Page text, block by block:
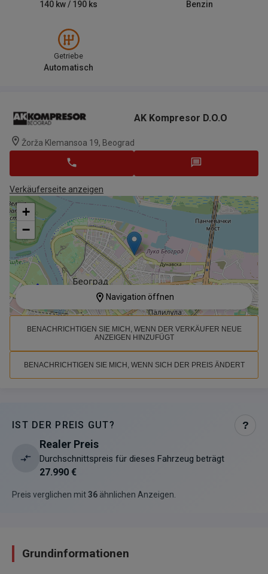
140 kw / 190 ks Benzin
Getriebe
Automatisch
AK Kompresor D.o.o
Žorža Klemansoa 19, Beograd
Verkäuferseite anzeigen
+
−
Navigation öffnen
BENACHRICHTIGEN SIE MICH, WENN DER VERKÄUFER NEUE
ANZEIGEN HINZUFÜGT
BENACHRICHTIGEN SIE MICH, WENN SICH DER PREIS ÄNDERT
IST DER PREIS GUT? ?
Realer Preis
Durchschnittspreis für dieses Fahrzeug beträgt
27.990 €
Preis verglichen mit36 ähnlichen Anzeigen
Grundinformationen